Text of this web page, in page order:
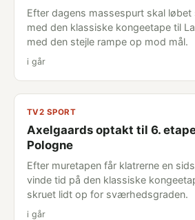
Efter dagens massespurt skal
med den klassiske kongeetape til
med den stejle rampe op mod mål.
i går
TV2 SPORT
Axelgaards optakt til 6.
Pologne
Efter muretapen får klatrerne en
vinde tid på den klassiske
skruet lidt op for sværhedsgraden.
i går